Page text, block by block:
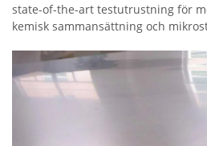
state-of-the-art testutrustning för
kemisk sammansättning och